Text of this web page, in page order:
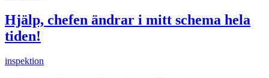
Hjälp, chefen ändrar i mitt schema hela
tiden!
inspektion